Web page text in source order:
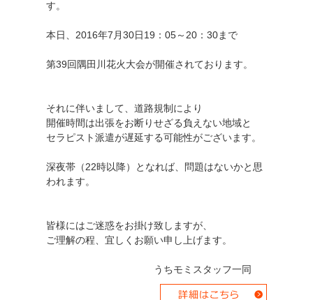
す。
本日、2016年7月30日19：05～20：30まで
第39回隅田川花火大会が開催されております。
それに伴いまして、道路規制により
開催時間は出張をお断りせざる負えない地域と
セラピスト派遣が遅延する可能性がございます。
深夜帯（22時以降）となれば、問題はないかと思
われます。
皆様にはご迷惑をお掛け致しますが、
ご理解の程、宜しくお願い申し上げます。
うちモミスタッフ一同